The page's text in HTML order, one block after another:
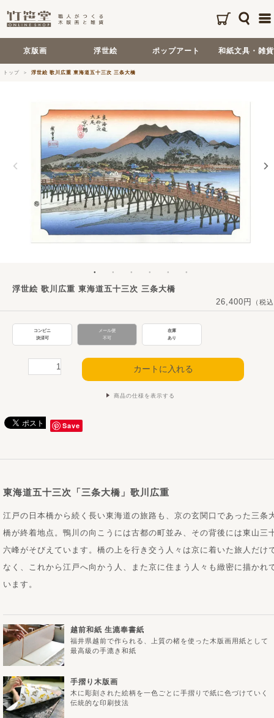
京版画 浮世絵 ポップアート 和紙文具・雑貨
トップ 浮世絵 歌川広重 東海道五十三次 三条大橋
浮世絵 歌川広重 東海道五十三次 三条大橋
26,400円
（税
コンビニ
決済可
メール便
不可
在庫
あり
商品の仕様を表示する
Save
手摺り木版画
木に彫刻された絵柄を一色ごとに手摺りで紙に色づけていく
伝統的な印刷技法
越前和紙 生漉奉書紙
福井県越前で作られる、上質の楮を使った木版画用紙として
最高級の手漉き和紙
東海道五十三次「三条大橋」歌川広重
江戸の日本橋から続く長い東海道の旅路も、京の玄関口であった三条
橋が終着地点。鴨川の向こうには古都の町並み、その背後には東山三
六峰がそびえています。橋の上を行き交う人々は京に着いた旅人だけ
なく、これから江戸へ向かう人、また京に住まう人々も緻密に描かれ
います。